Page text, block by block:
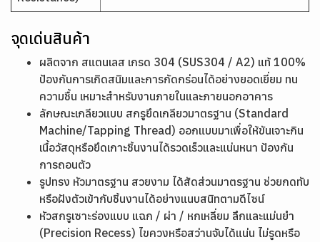
จุดเด่นสินค้า
ผลิตจาก สแตนเลส เกรด 304 (SUS304 / A2) แท้ 100%
ป้องกันการเกิดสนิมและการกัดกร่อนได้อย่างยอดเยี่ยม ทน
ความชื้น เหมาะสำหรับงานภายในและภายนอกอาคาร
ลักษณะเกลียวแบบ สกรูยึดเกลียวมาตรฐาน (Standard
Machine/Tapping Thread) ออกแบบมาเพื่อให้ขันเจาะกิน
เนื้อวัสดุหรือยึดเกาะชิ้นงานได้รวดเร็วและแน่นหนา ป้องกัน
การถอนตัว
รูปทรง หัวมาตรฐาน สวยงาม ได้สัดส่วนมาตรฐาน ช่วยกดทับ
หรือฝังตัวเข้ากับชิ้นงานได้อย่างแนบสนิทตามดีไซน์
หัวสกรูเซาะร่องแบบ แฉก / ผ่า / หกเหลี่ยม ลึกและแม่นยำ
(Precision Recess) ไขควงหรือสว่านจับได้แน่น ไม่รูดหรือ